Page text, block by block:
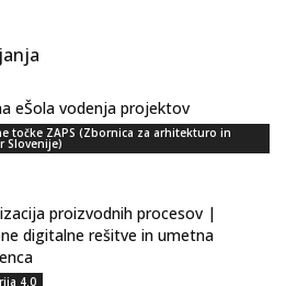
eŠola vodenja projektov
točke ZAPS (Zbornica za arhitekturo in
Slovenije)
proizvodnih procesov |
digitalne rešitve in umetna
4.0